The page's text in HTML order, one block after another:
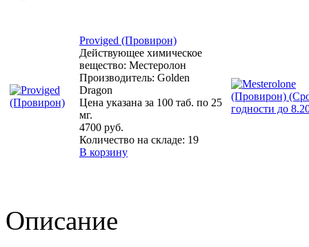
Proviged (Провирон)
Действующее химическое
вещество: Местеролон
Производитель: Golden
Dragon
Цена указана за 100 таб. по 25
мг.
4700 руб.
Количество на складе: 19
В корзину
Описание